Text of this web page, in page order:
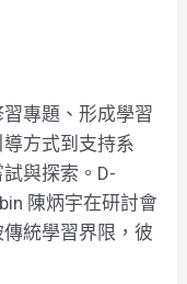
專題、形成學習
方式到支持系
與探索。D-
陳炳宇在研討會
統學習界限，彼